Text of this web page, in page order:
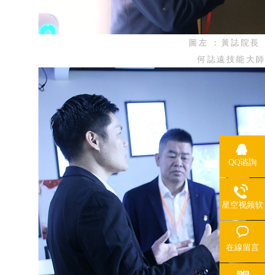
圖左：黃誌院長
何誌遠技能大
QQ谘詢
星空视频软
熱線
在線留言